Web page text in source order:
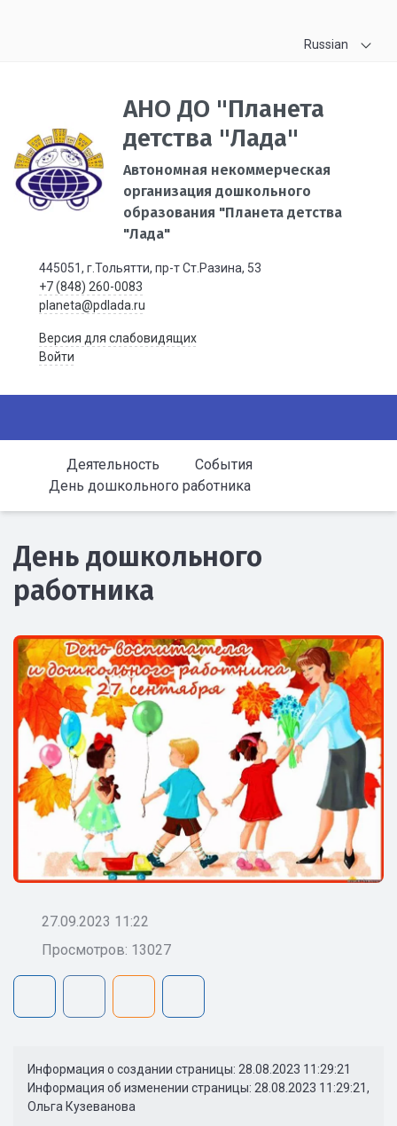
Russian
АНО ДО "Планета
детства "Лада"
Автономная некоммерческая
организация дошкольного
образования "Планета детства
"Лада"
445051, г.Тольятти, пр-т Ст.Разина, 53
+7 (848) 260-0083
planeta@pdlada.ru
Версия для слабовидящих
Войти
Деятельность
События
День дошкольного работника
День дошкольного
работника
27.09.2023 11:22
Просмотров: 13027
Информация о создании страницы: 28.08.2023 11:29:21
Информация об изменении страницы: 28.08.2023 11:29:21,
Ольга Кузеванова